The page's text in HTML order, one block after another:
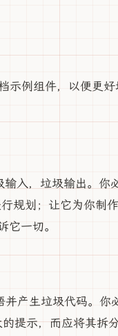
示例组件，以便更
入，垃圾输出。你
行规划；让它为你制
一切。
产生垃圾代码。你
提示，而应将其拆